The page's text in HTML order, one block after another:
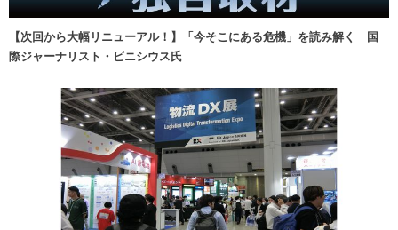
【次回から大幅リニューアル！】「今そこにある危機」を読み解く 国
際ジャーナリスト・ビニシウス氏